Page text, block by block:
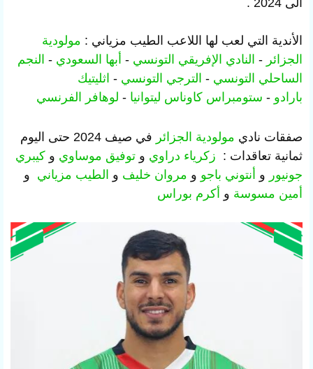
الى 2024 .
الأندية التي لعب لها اللاعب الطيب مزياني : مولودية
الجزائر - النادي الإفريقي التونسي - أبها السعودي - النجم
الساحلي التونسي - الترجي التونسي - اثليتيك
بارادو - ستومبراس كاوناس ليتوانيا - لوهافر الفرنسي
صفقات نادي مولودية الجزائر
في صيف 2024 حتى اليوم
ثمانية تعاقدات : زكرياء دراوي و توفيق موساوي و كيبري
جونيور و أنتوني باجو و مروان خليف و الطيب مزياني و
أمين مسوسة و أكرم بوراس